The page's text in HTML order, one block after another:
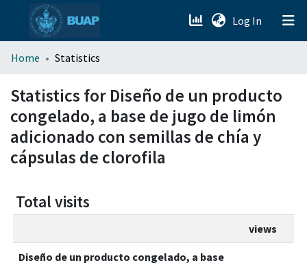
Log In (current)
menu.section.about_menu
All of DSpace
Home Statistics
Statistics for Diseño de un producto
congelado, a base de jugo de limón
adicionado con semillas de chía y
cápsulas de clorofila
Total visits
views
Diseño de un producto congelado, a base